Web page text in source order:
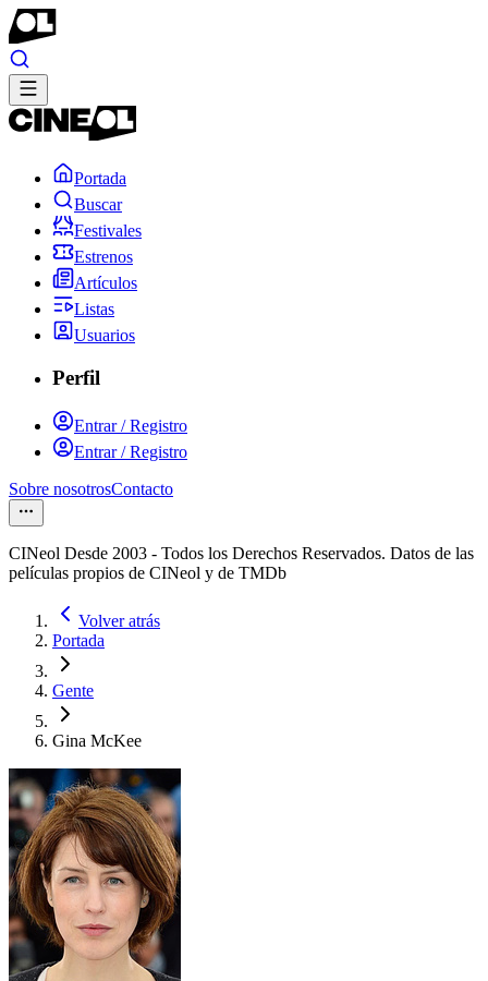
Portada
Buscar
Festivales
Estrenos
Artículos
Listas
Usuarios
Perfil
Entrar / Registro
Entrar / Registro
Sobre nosotrosContacto
CINeol Desde 2003 - Todos los Derechos Reservados. Datos de las
películas propios de CINeol y de TMDb
Volver atrás
Portada
Gente
Gina McKee